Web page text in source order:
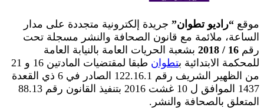
موقع “راديو تطوان” جريدة إلكترونية متجددة على مدار
الساعة، ملائمة مع قانون الصحافة والنشر مسجلة تحت
رقم 16 / 2018
بشعبة الحريات العامة بالنيابة العامة
للمحكمة الابتدائية بتطوان
طبقا لمقتضيات المادتين 16 و 21
من الظهير الشريف رقم 122.16.1 الصادر في 6 ذي القعدة
1437 الموافق ل 10 غشت 2016 بتنفيذ القانون رقم 88.13
المتعلق بالصحافة والنشر.